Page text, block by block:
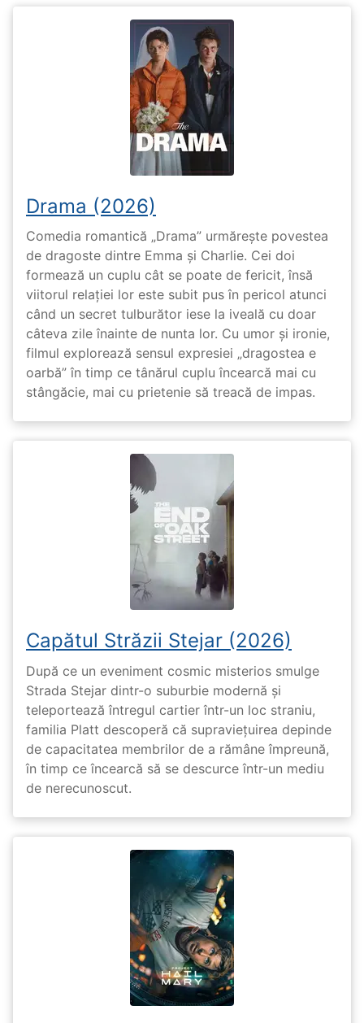
Drama (2026)
Comedia romantică „Drama” urmărește povestea
de dragoste dintre Emma și Charlie. Cei doi
formează un cuplu cât se poate de fericit, însă
viitorul relației lor este subit pus în pericol atunci
când un secret tulburător iese la iveală cu doar
câteva zile înainte de nunta lor. Cu umor și ironie,
filmul explorează sensul expresiei „dragostea e
oarbă” în timp ce tânărul cuplu încearcă mai cu
stângăcie, mai cu prietenie să treacă de impas.
Capătul Străzii Stejar (2026)
După ce un eveniment cosmic misterios smulge
Strada Stejar dintr-o suburbie modernă și
teleportează întregul cartier într-un loc straniu,
familia Platt descoperă că supraviețuirea depinde
de capacitatea membrilor de a rămâne împreună,
în timp ce încearcă să se descurce într-un mediu
de nerecunoscut.